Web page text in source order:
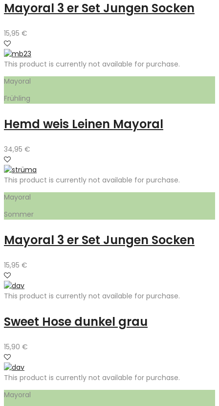
Mayoral 3 er Set Jungen Socken
15,95 €
This product is currently not available for purchase.
Mayoral
Frühling
Hemd weis Leinen Mayoral
34,95 €
This product is currently not available for purchase.
Mayoral
Sommer
Mayoral 3 er Set Jungen Socken
15,95 €
This product is currently not available for purchase.
Sweet Hose dunkel grau
15,90 €
This product is currently not available for purchase.
Mayoral